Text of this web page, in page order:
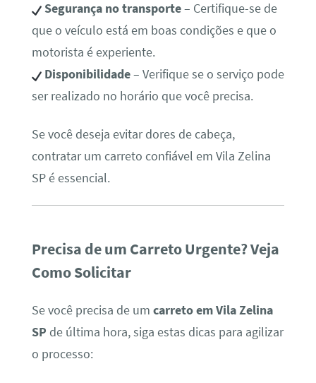
Segurança no transporte– Certifique-se de
que o veículo está em boas condições e que o
motorista é experiente.
Disponibilidade– Verifique se o serviço pode
ser realizado no horário que você precisa.
Se você deseja evitar dores de cabeça,
contratar um carreto confiável em Vila Zelina
SP é essencial.
Precisa de um Carreto Urgente? Veja
Como Solicitar
Se você precisa de um carreto em Vila Zelina
SP de última hora, siga estas dicas para agilizar
o processo: